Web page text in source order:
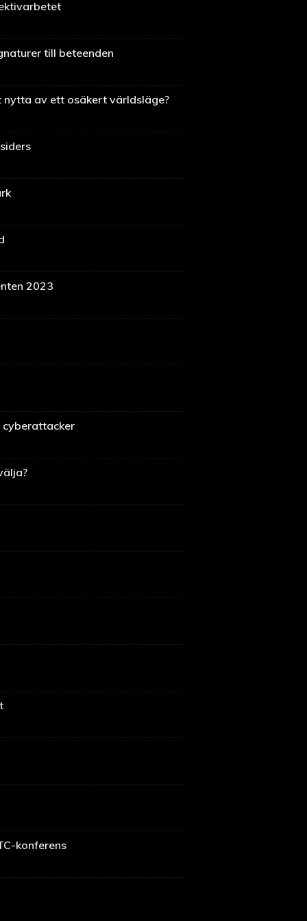
till beteenden
nytta av ett osäkert världsläge?
2023
cyberattacker
konferens